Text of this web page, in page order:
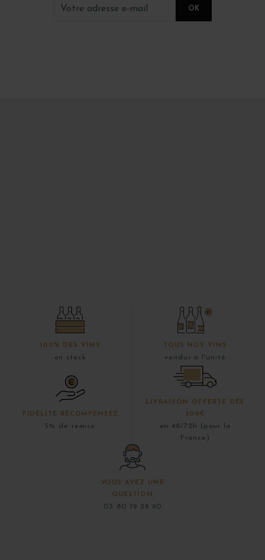
100% DES VINS
en stock
TOUS NOS VINS
vendus à l'unité
FIDÉLITÉ RÉCOMPENSÉE
5% de remise
LIVRAISON OFFERTE DÈS
300€
en 48/72h (pour la
France)
VOUS AVEZ UNE
QUESTION
03 80 79 29 90